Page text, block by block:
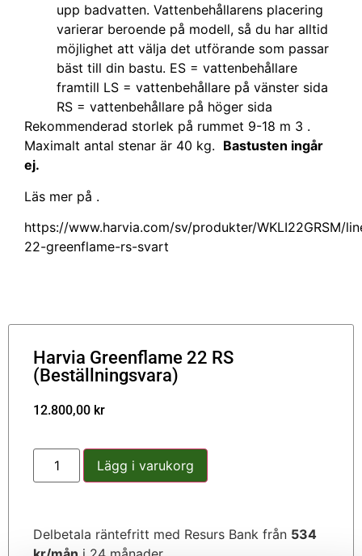
upp badvatten. Vattenbehållarens placering
varierar beroende på modell, så du har alltid
möjlighet att välja det utförande som passar
bäst till din bastu. ES = vattenbehållare
framtill LS = vattenbehållare på vänster sida
RS = vattenbehållare på höger sida
Rekommenderad storlek på rummet 9-18 m 3 .
Maximalt antal stenar är 40 kg. Bastusten ingår
ej.
Läs mer på .
https://www.harvia.com/sv/produkter/WKLI22GRSM/
22-greenflame-rs-svart
Harvia Greenflame 22 RS
(Beställningsvara)
12.800,00 kr
Lägg i varukorg
Delbetala räntefritt med Resurs Bank från 534